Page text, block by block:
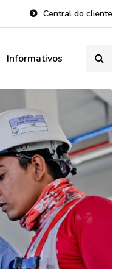
Central do cliente
Informativos